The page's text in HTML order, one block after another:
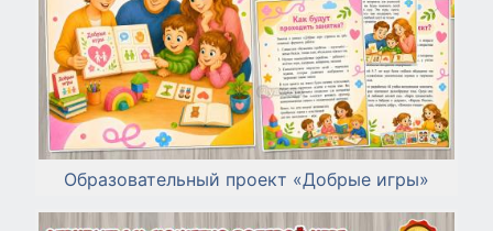
Образовательный проект «Добрые игры»